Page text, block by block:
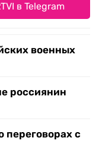
в Telegram
военных
россиянин
переговорах с